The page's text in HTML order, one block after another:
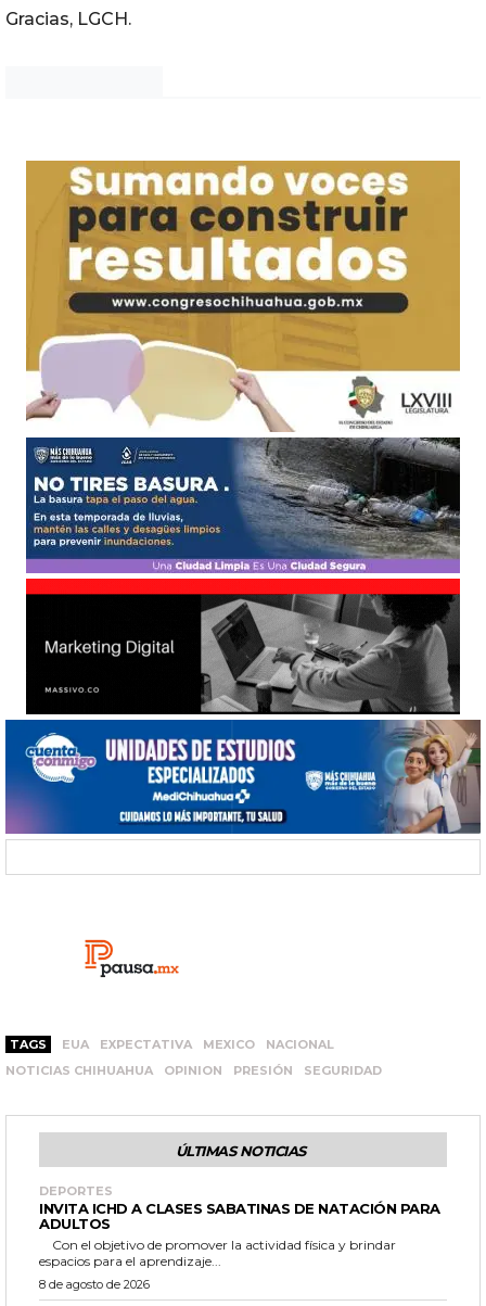
Gracias, LGCH.
TAGS EUA EXPECTATIVA MEXICO
NACIONAL
NOTICIAS CHIHUAHUA
OPINION PRESIÓN SEGURIDAD
ÚLTIMAS NOTICIAS
DEPORTES
INVITA ICHD A CLASES SABATINAS DE NATACIÓN PARA
ADULTOS
espacios para el aprendizaje...
8 de agosto de 2026